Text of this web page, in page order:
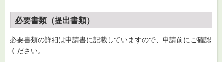
必要書類（提出書類）
必要書類の詳細は申請書に記載していますので、申請前にご確認
ください。